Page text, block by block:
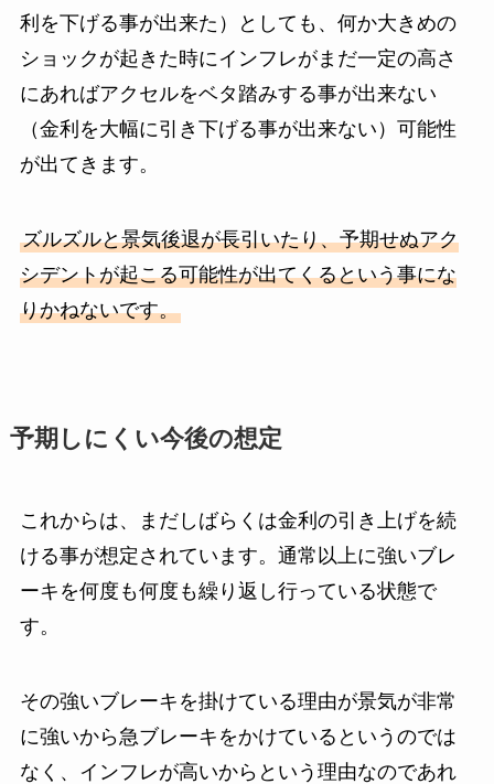
利を下げる事が出来た）としても、何か大きめの
ショックが起きた時にインフレがまだ一定の高さ
にあればアクセルをベタ踏みする事が出来ない
（金利を大幅に引き下げる事が出来ない）可能性
が出てきます。
ズルズルと景気後退が長引いたり、予期せぬアク
シデントが起こる可能性が出てくるという事にな
りかねないです。
予期しにくい今後の想定
これからは、まだしばらくは金利の引き上げを続
ける事が想定されています。通常以上に強いブレ
ーキを何度も何度も繰り返し行っている状態で
す。
その強いブレーキを掛けている理由が景気が非常
に強いから急ブレーキをかけているというのでは
なく、インフレが高いからという理由なのであれ